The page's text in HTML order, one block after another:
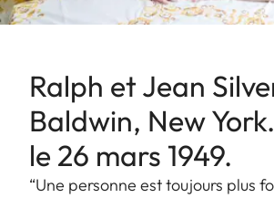
Ralph et Jean
Baldwin, New
le 26 mars 1949.
“Une personne est toujours plus